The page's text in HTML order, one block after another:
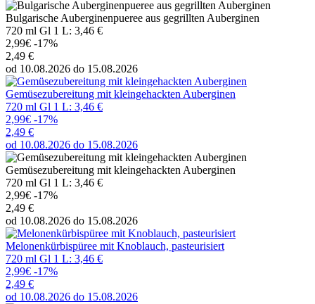
Bulgarische Auberginenpueree aus gegrillten Auberginen
720 ml Gl 1 L: 3,46 €
2,99€ -17%
2,49 €
od 10.08.2026 do 15.08.2026
Gemüsezubereitung mit kleingehackten Auberginen
720 ml Gl 1 L: 3,46 €
2,99€ -17%
2,49 €
od 10.08.2026 do 15.08.2026
Gemüsezubereitung mit kleingehackten Auberginen
720 ml Gl 1 L: 3,46 €
2,99€ -17%
2,49 €
od 10.08.2026 do 15.08.2026
Melonenkürbispüree mit Knoblauch, pasteurisiert
720 ml Gl 1 L: 3,46 €
2,99€ -17%
2,49 €
od 10.08.2026 do 15.08.2026